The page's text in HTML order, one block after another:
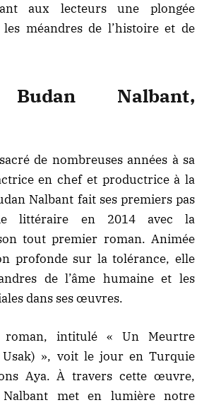
aux lecteurs une plongée
méandres de l’histoire et de
Nalbant,
de nombreuses années à sa
en chef et productrice à la
Nalbant fait ses premiers pas
littéraire en 2014 avec la
tout premier roman. Animée
profonde sur la tolérance, elle
de l’âme humaine et les
dans ses œuvres.
roman, intitulé « Un Meurtre
», voit le jour en Turquie
Aya. À travers cette œuvre,
Nalbant met en lumière notre